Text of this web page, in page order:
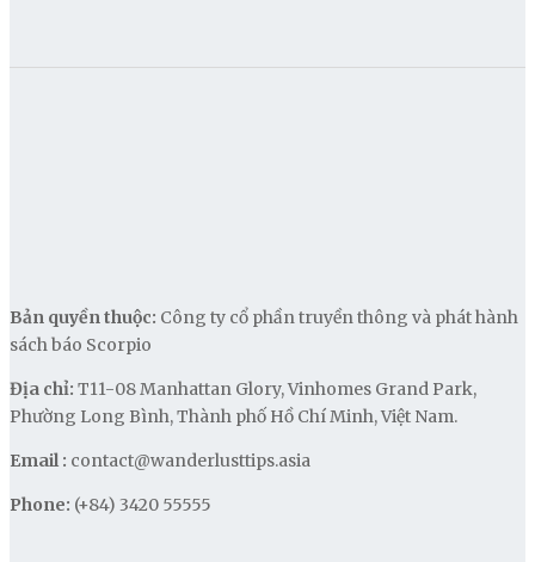
Bản quyền thuộc: Công ty cổ phần truyền thông và phát hành
sách báo Scorpio
Địa chỉ: T11-08 Manhattan Glory, Vinhomes Grand Park,
Phường Long Bình, Thành phố Hồ Chí Minh, Việt Nam.
Email : contact@wanderlusttips.asia
Phone: (+84) 3420 55555